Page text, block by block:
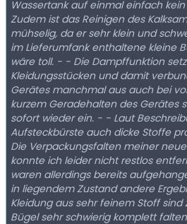
Wassertank auf einmal einfach
Zudem ist das Reinigen des
mühselig, da er sehr klein und
im Lieferumfank enthaltene kleine
wäre toll. - - Die Dampffunktion
Kleidungsstücken und damit
Gerätes manchmal aus auch bei
kurzem Geradehalten des Gerätes
sofort wieder ein. - - Laut
Aufsteckbürste auch dicke Stoffe
Die Verpackungsfalten meiner
konnte ich leider nicht restlos
waren allerdings bereits
in liegendem Zustand andere
Kleidung aus sehr feinem Stoff
Bügel sehr schwierig komplett